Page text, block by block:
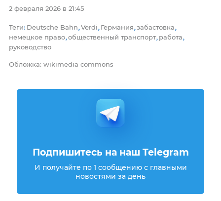
2 февраля 2026 в 21:45
Теги: Deutsche Bahn,Verdi, Германия,забастовка,
немецкое право,общественный транспорт, работа,
руководство
Обложка: wikimedia commons
Подпишитесь на наш Telegram
И получайте по 1 сообщению с главными
новостями за день